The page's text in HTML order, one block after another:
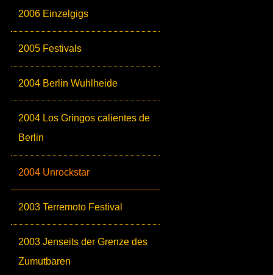
2006 Einzelgigs
2005 Festivals
2004 Berlin Wuhlheide
2004 Los Gringos calientes de
Berlin
2004 Unrockstar
2003 Terremoto Festival
2003 Jenseits der Grenze des
Zumutbaren